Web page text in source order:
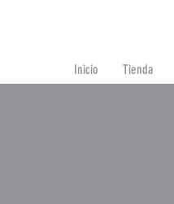
Inicio Tienda